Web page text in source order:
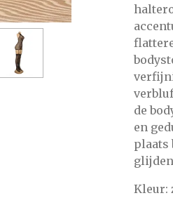
de
en
plaats
Kleur: